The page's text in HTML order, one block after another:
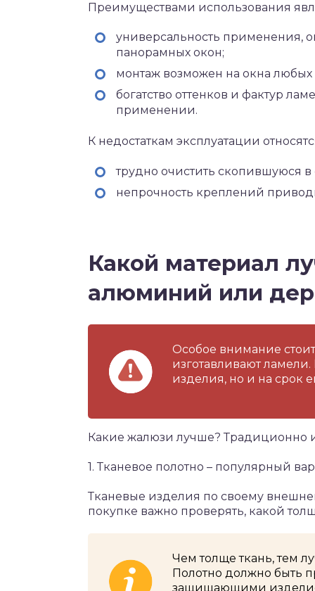
Преимуществами использования
универсальность применения,
панорамных окон;
монтаж возможен на окна любых
богатство оттенков и фактур
применении.
К недостаткам эксплуатации
трудно очистить скопившуюся в
непрочность креплений
Какой материал
алюминий или
Особое внимание
изготавливают
изделия, но и на срок
Какие жалюзи лучше? Традиционно
1. Тканевое полотно – популярный
Тканевые изделия по своему
покупке важно проверять, какой
Чем толще ткань, тем
Полотно должно быть
защищающими